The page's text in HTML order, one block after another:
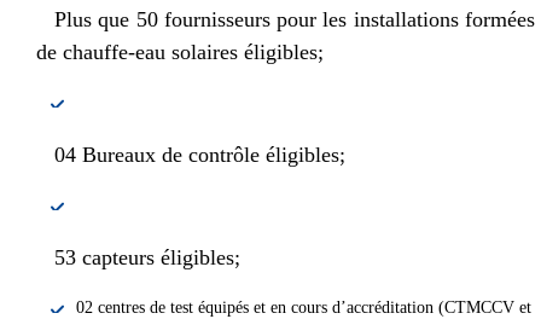
Plus que 50 fournisseurs pour les installations formées
de chauffe-eau solaires éligibles;
04 Bureaux de contrôle éligibles;
53 capteurs éligibles;
02 centres de test équipés et en cours d’accréditation (CTMCCV et